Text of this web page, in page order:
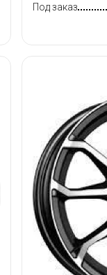
Под заказ